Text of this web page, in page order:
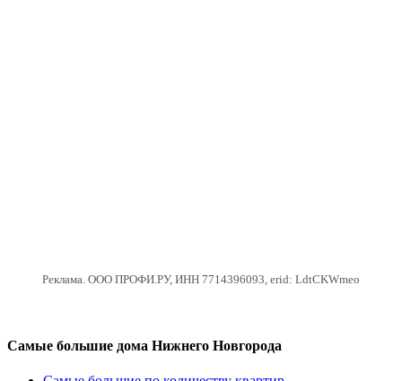
Реклама. ООО ПРОФИ.РУ, ИНН 7714396093, erid: LdtCKWmeo
Самые большие дома Нижнего Новгорода